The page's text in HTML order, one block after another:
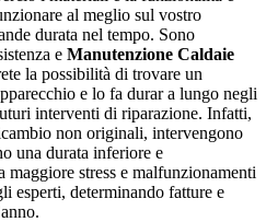
al meglio sul vostro
durata nel tempo. Sono
e Manutenzione Caldaie
la possibilità di trovare un
e lo fa durar a lungo negli
interventi di riparazione. Infatti,
non originali, intervengono
una durata inferiore e
maggiore stress e malfunzionamenti
esperti, determinando fatture e